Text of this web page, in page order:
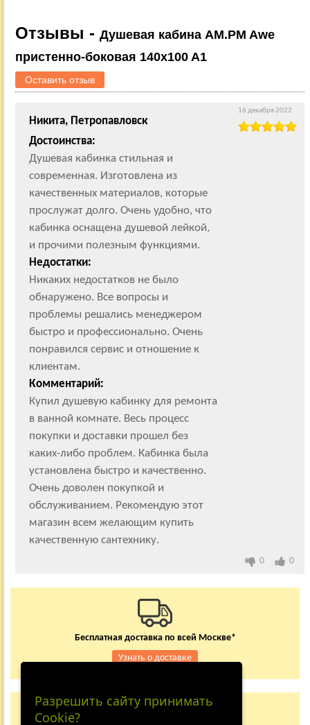
Отзывы - Душевая кабина AM.PM Awe
пристенно-боковая 140x100 A1
Оставить отзыв
Никита, Петропавловск
Достоинства:
Душевая кабинка стильная и
современная. Изготовлена из
качественных материалов, которые
прослужат долго. Очень удобно, что
кабинка оснащена душевой лейкой,
и прочими полезным функциями.
Недостатки:
Никаких недостатков не было
обнаружено. Все вопросы и
проблемы решались менеджером
быстро и профессионально. Очень
понравился сервис и отношение к
клиентам.
Комментарий:
Купил душевую кабинку для ремонта
в ванной комнате. Весь процесс
покупки и доставки прошел без
каких-либо проблем. Кабинка была
установлена быстро и качественно.
Очень доволен покупкой и
обслуживанием. Рекомендую этот
магазин всем желающим купить
качественную сантехнику.
16 декабря 2022
0 0
Бесплатная доставка по всей Москве*
Узнать о доставке
Заказывайте по телефону
Разрешить сайту принимать
Cookie?